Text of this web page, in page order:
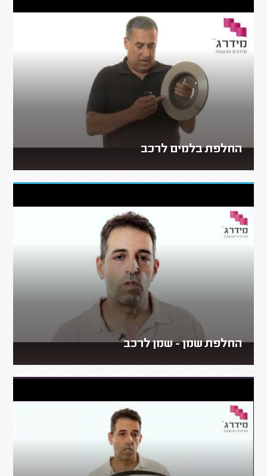
החלפת בלמים לרכב
החלפת שמן - שמן לרכב